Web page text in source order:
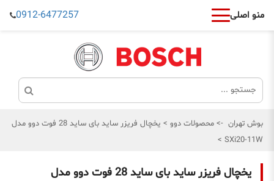
منو اصلی 0912-6477257
بوش تهران -> محصولات دوو >
یخچال فریزر ساید بای ساید 28 فوت دوو مدل
SXi20-11W
>
یخچال فریزر ساید بای ساید 28 فوت دوو مدل